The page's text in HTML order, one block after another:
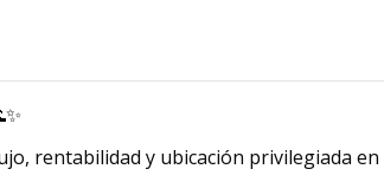
rentabilidad y ubicación privilegiada en